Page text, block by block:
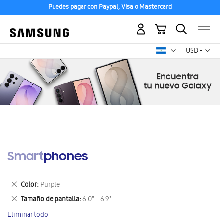
Puedes pagar con Paypal, Visa o Mastercard
USD -
dólar
Mi carrito
Smartphones
Color Purple
Eliminar
este
artículo
Tamaño de pantalla 6.0" - 6.9"
Eliminar
este
Eliminar todo